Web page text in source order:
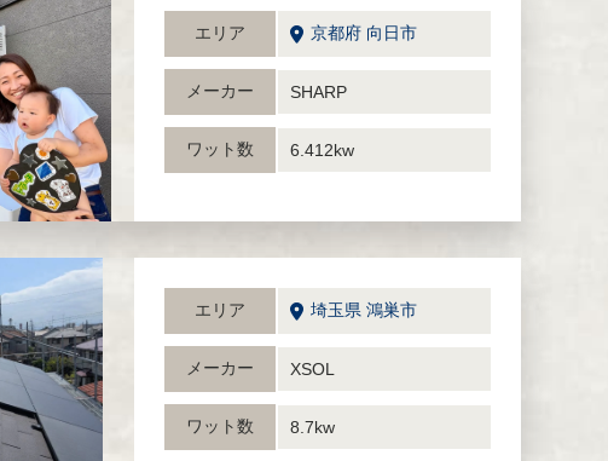
エリア 京都府 向日市
メーカー SHARP
ワット数 6.412kw
エリア 埼玉県 鴻巣市
メーカー XSOL
ワット数 8.7kw